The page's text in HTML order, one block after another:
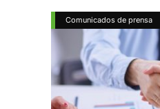
Comunicados de prensa